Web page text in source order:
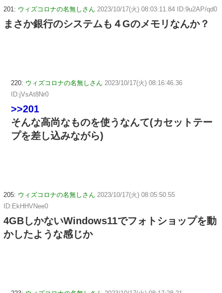
201: ウィズコロナの名無しさん 2023/10/17(火) 08:03:11.84 ID:9u2AP/qd0
まさか銀行のシステムも４Gのメモリなんか？
220: ウィズコロナの名無しさん 2023/10/17(火) 08:16:46.36
ID:jVsAt8Nr0
>>201
そんな高尚なものを使うなんて(カセットテー
プを差し込みながら)
205: ウィズコロナの名無しさん 2023/10/17(火) 08:05:50.55
ID:EkHHVNee0
4GBしかないWindows11でフォトショップを動
かしたような感じか